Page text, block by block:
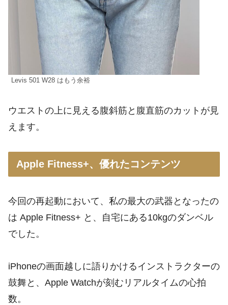
Levis 501 W28 はもう余裕
ウエストの上に見える腹斜筋と腹直筋のカットが見
えます。
Apple Fitness+、優れたコンテンツ
今回の再起動において、私の最大の武器となったの
は Apple Fitness+ と、自宅にある10kgのダンベル
でした。
iPhoneの画面越しに語りかけるインストラクターの
鼓舞と、Apple Watchが刻むリアルタイムの心拍
数。